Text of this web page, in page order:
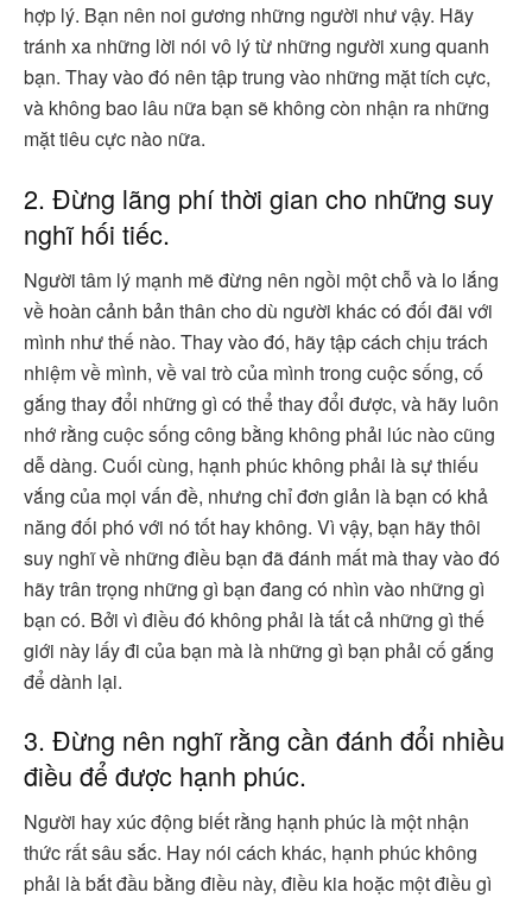
hợp lý. Bạn nên noi gương những người như vậy. Hãy
tránh xa những lời nói vô lý từ những người xung quanh
bạn. Thay vào đó nên tập trung vào những mặt tích cực,
và không bao lâu nữa bạn sẽ không còn nhận ra những
mặt tiêu cực nào nữa.
2. Đừng lãng phí thời gian cho những suy
nghĩ hối tiếc.
Người tâm lý mạnh mẽ đừng nên ngồi một chỗ và lo lắng
về hoàn cảnh bản thân cho dù người khác có đối đãi với
mình như thế nào. Thay vào đó, hãy tập cách chịu trách
nhiệm về mình, về vai trò của mình trong cuộc sống, cố
gắng thay đổi những gì có thể thay đổi được, và hãy luôn
nhớ rằng cuộc sống công bằng không phải lúc nào cũng
dễ dàng. Cuối cùng, hạnh phúc không phải là sự thiếu
vắng của mọi vấn đề, nhưng chỉ đơn giản là bạn có khả
năng đối phó với nó tốt hay không. Vì vậy, bạn hãy thôi
suy nghĩ về những điều bạn đã đánh mất mà thay vào đó
hãy trân trọng những gì bạn đang có nhìn vào những gì
bạn có. Bởi vì điều đó không phải là tất cả những gì thế
giới này lấy đi của bạn mà là những gì bạn phải cố gắng
để dành lại.
3. Đừng nên nghĩ rằng cần đánh đổi nhiều
điều để được hạnh phúc.
Người hay xúc động biết rằng hạnh phúc là một nhận
thức rất sâu sắc. Hay nói cách khác, hạnh phúc không
phải là bắt đầu bằng điều này, điều kia hoặc một điều gì